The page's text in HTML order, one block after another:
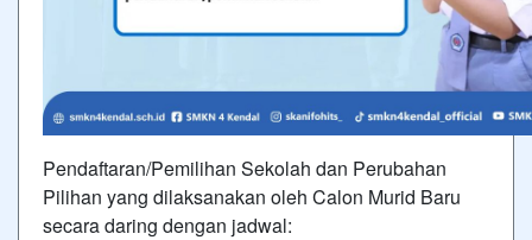
Pendaftaran/Pemilihan Sekolah dan Perubahan
Pilihan yang dilaksanakan oleh Calon Murid Baru
secara daring dengan jadwal: